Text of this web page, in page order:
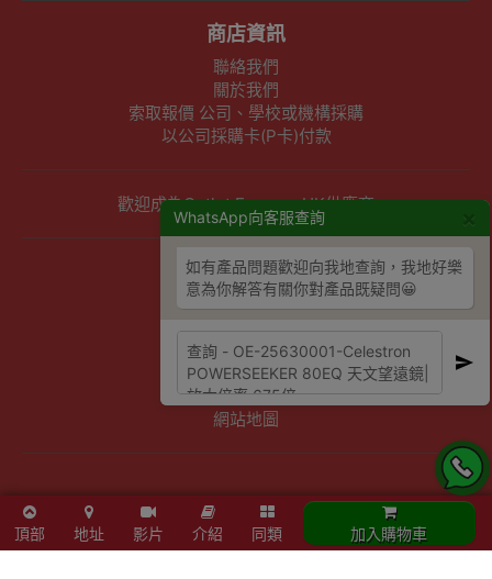
WhatsApp向客服查詢
如有產品問題歡迎向我地查詢，我地好樂
意為你解答有關你對產品既疑問😀
頂部 地址 影片 介紹 同類 加入購物車
商店資訊
聯絡我們
關於我們
索取報價 公司、學校或機構採購
以公司採購卡(P卡)付款
歡迎成為Outlet Express HK供應商
其他資訊
下單須知
隱私權及條款聲明
保養條款及更換政策
除舊服務條款及細則
條款及細則
網站地圖